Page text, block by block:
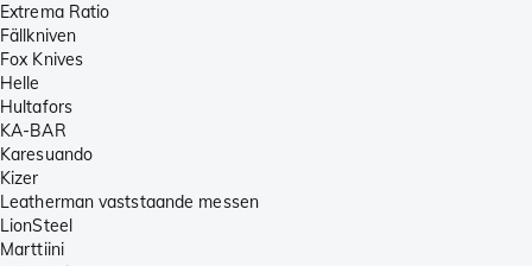
Extrema Ratio
Fällkniven
Fox Knives
Helle
Hultafors
KA-BAR
Karesuando
Kizer
Leatherman vaststaande messen
LionSteel
Marttiini